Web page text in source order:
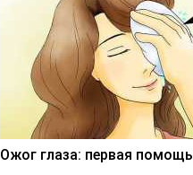
Ожог глаза: первая помощь